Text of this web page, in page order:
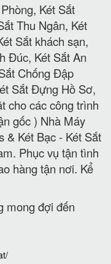
Két Sắt
Thu Ngân, Két
Sắt khách sạn,
Đúc, Két Sắt An
Chống Đập
Sắt Đựng Hồ Sơ,
cho các công trình
gốc ) Nhà Máy
& Két Bạc - Két Sắt
Phục vụ tận tình
hàng tận nơi. Kể
mong đợi đến